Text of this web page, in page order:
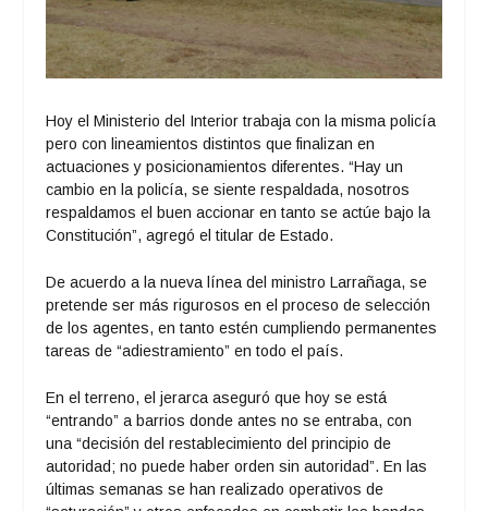
Hoy el Ministerio del Interior trabaja con la misma policía
pero con lineamientos distintos que finalizan en
actuaciones y posicionamientos diferentes. “Hay un
cambio en la policía, se siente respaldada, nosotros
respaldamos el buen accionar en tanto se actúe bajo la
Constitución”, agregó el titular de Estado.
De acuerdo a la nueva línea del ministro Larrañaga, se
pretende ser más rigurosos en el proceso de selección
de los agentes, en tanto estén cumpliendo permanentes
tareas de “adiestramiento” en todo el país.
En el terreno, el jerarca aseguró que hoy se está
“entrando” a barrios donde antes no se entraba, con
una “decisión del restablecimiento del principio de
autoridad; no puede haber orden sin autoridad”. En las
últimas semanas se han realizado operativos de